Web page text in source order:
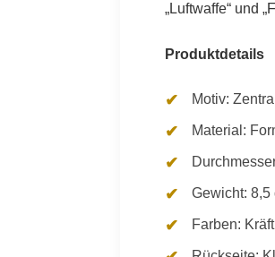
„Luftwaffe“ und
Produktdetails
Motiv:
Material:
Gewicht: 8,5
Farben: